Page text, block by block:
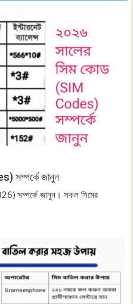
সম্পর্কে জানুন
সম্পর্কে জানুন। সকল সিমের